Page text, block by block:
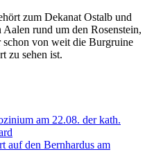
zum Dekanat Ostalb und
rund um den Rosenstein,
schon von weit die Burgruine
zu sehen ist.
am 22.08. der kath.
auf den Bernhardus am